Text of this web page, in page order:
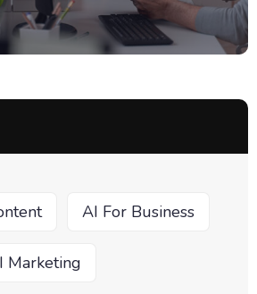
AI For Business
Marketing